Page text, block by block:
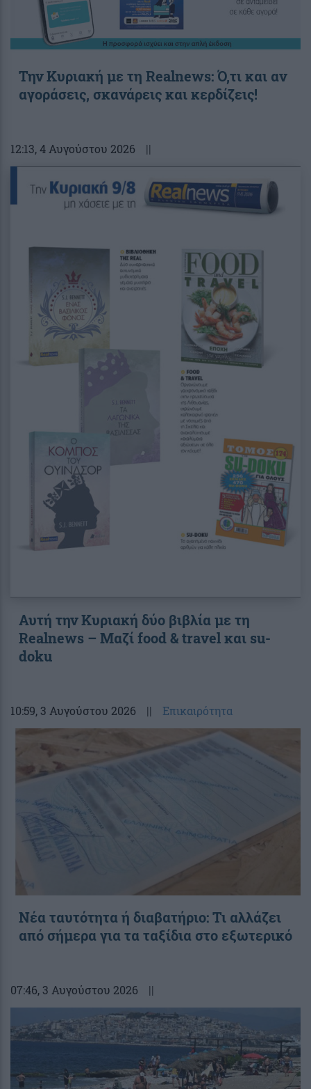
Την Κυριακή με τη Realnews: Ό,τι και αν
αγοράσεις, σκανάρεις και κερδίζεις!
12:13, 4 Αυγούστου 2026 ||
Αυτή την Κυριακή δύο βιβλία με τη
Realnews – Μαζί food & travel και su-
doku
10:59, 3 Αυγούστου 2026 || Επικαιρότητα
Νέα ταυτότητα ή διαβατήριο: Τι αλλάζει
από σήμερα για τα ταξίδια στο εξωτερικό
07:46, 3 Αυγούστου 2026 ||